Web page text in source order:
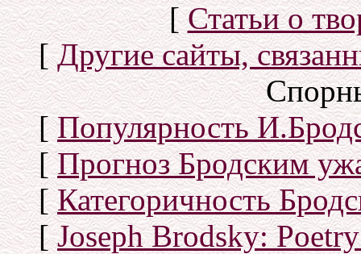
[Статьи о
[Другие сайты,
[Популярность
[Прогноз Бродским
[Категоричность
[Joseph Brodsky: